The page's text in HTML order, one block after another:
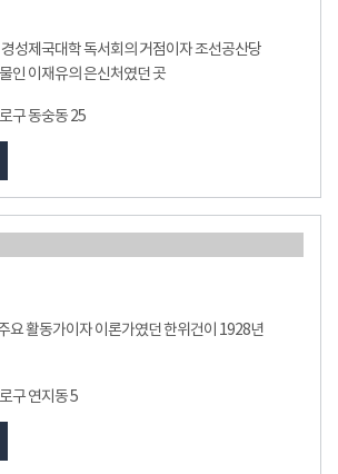
성제국대학 독서회의 거점이자 조선공산당
인 이재유의 은신처였던 곳
구 동숭동 25
요 활동가이자 이론가였던 한위건이 1928년
구 연지동 5